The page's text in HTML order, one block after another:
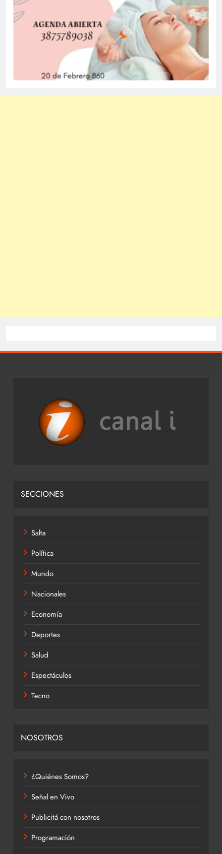
SECCIONES
Salta
Política
Mundo
Nacionales
Economía
Deportes
Salud
Espectáculos
Tecno
NOSOTROS
¿Quiénes Somos?
Señal en Vivo
Publicitá con nosotros
Programación